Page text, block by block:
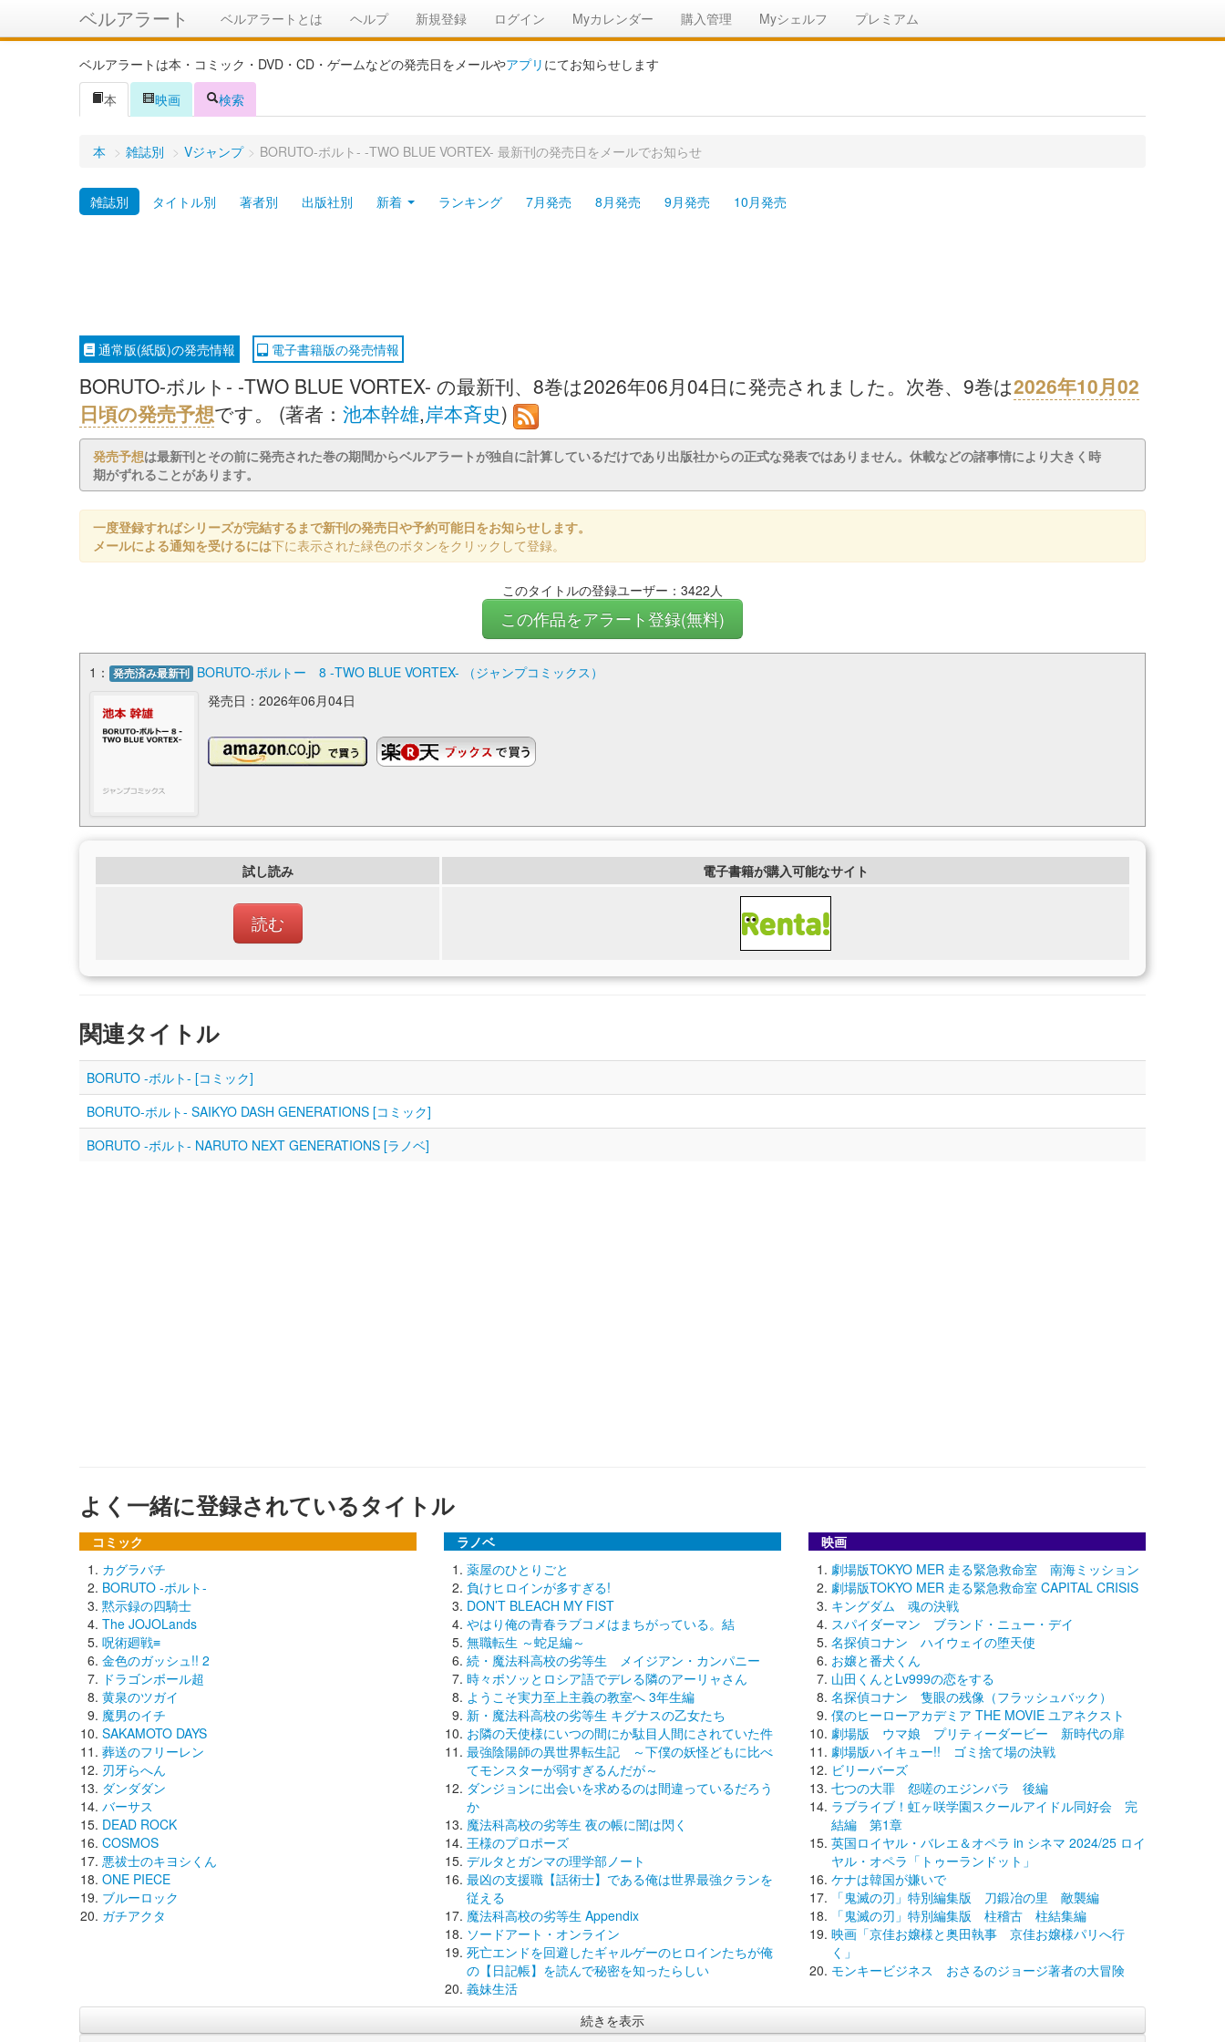
ベルアラート ベルアラートとは ヘルプ 新規登録 ログイン Myカレンダー 購入管理 Myシェルフ プレミアム
ベルアラートは本・コミック・DVD・CD・ゲームなどの発売日をメールやアプリ にてお知らせします
本
映画 検索
本 > 雑誌別 > Vジャンプ > BORUTO-ボルト- -TWO BLUE VORTEX- 最新刊の発売日をメールでお知らせ
雑誌別 タイトル別 著者別 出版社別 新着 ランキング 7月発売 8月発売 9月発売 10月発売
通常版(紙版)の発売情報 電子書籍版の発売情報
BORUTO-ボルト- -TWO BLUE VORTEX- の最新刊、8巻は2026年06月04日に発売されました。次巻、9巻は2026年10月02
日頃の発売予想です。 (著者： 池本幹雄,岸本斉史)
発売予想は最新刊とその前に発売された巻の期間からベルアラートが独自に計算しているだけであり出版社からの正式な発表ではありません。休載などの諸事情により大きく時
期がずれることがあります。
一度登録すればシリーズが完結するまで新刊の発売日や予約可能日をお知らせします。
メールによる通知を受けるには下に表示された緑色のボタンをクリックして登録。
このタイトルの登録ユーザー：3422人
この作品をアラート登録(無料)
1： 発売済み最新刊 BORUTO-ボルトー 8 -TWO BLUE VORTEX- （ジャンプコミックス）
発売日：2026年06月04日
試し読み 電子書籍が購入可能なサイト
読む
関連タイトル
BORUTO -ボルト- [コミック]
BORUTO-ボルト- SAIKYO DASH GENERATIONS [コミック]
BORUTO -ボルト- NARUTO NEXT GENERATIONS [ラノベ]
よく一緒に登録されているタイトル
コミック
カグラバチ
BORUTO -ボルト-
黙示録の四騎士
The JOJOLands
呪術廻戦≡
金色のガッシュ!! 2
ドラゴンボール超
黄泉のツガイ
魔男のイチ
SAKAMOTO DAYS
葬送のフリーレン
刃牙らへん
ダンダダン
バーサス
DEAD ROCK
COSMOS
悪祓士のキヨシくん
ONE PIECE
ブルーロック
ガチアクタ
ラノベ
薬屋のひとりごと
負けヒロインが多すぎる!
DON’T BLEACH MY FIST
やはり俺の青春ラブコメはまちがっている。結
無職転生 ～蛇足編～
続・魔法科高校の劣等生 メイジアン・カンパニー
時々ボソッとロシア語でデレる隣のアーリャさん
ようこそ実力至上主義の教室へ 3年生編
新・魔法科高校の劣等生 キグナスの乙女たち
お隣の天使様にいつの間にか駄目人間にされていた件
最強陰陽師の異世界転生記 ～下僕の妖怪どもに比べ
てモンスターが弱すぎるんだが～
ダンジョンに出会いを求めるのは間違っているだろう
か
魔法科高校の劣等生 夜の帳に闇は閃く
王様のプロポーズ
デルタとガンマの理学部ノート
最凶の支援職【話術士】である俺は世界最強クランを
従える
魔法科高校の劣等生 Appendix
ソードアート・オンライン
死亡エンドを回避したギャルゲーのヒロインたちが俺
の【日記帳】を読んで秘密を知ったらしい
義妹生活
映画
劇場版TOKYO MER 走る緊急救命室 南海ミッション
劇場版TOKYO MER 走る緊急救命室 CAPITAL CRISIS
キングダム 魂の決戦
スパイダーマン ブランド・ニュー・デイ
名探偵コナン ハイウェイの堕天使
お嬢と番犬くん
山田くんとLv999の恋をする
名探偵コナン 隻眼の残像（フラッシュバック）
僕のヒーローアカデミア THE MOVIE ユアネクスト
劇場版 ウマ娘 プリティーダービー 新時代の扉
劇場版ハイキュー!! ゴミ捨て場の決戦
ビリーバーズ
七つの大罪 怨嗟のエジンバラ 後編
ラブライブ！虹ヶ咲学園スクールアイドル同好会 完
結編 第1章
英国ロイヤル・バレエ＆オペラ in シネマ 2024/25 ロイ
ヤル・オペラ「トゥーランドット」
ケナは韓国が嫌いで
「鬼滅の刃」特別編集版 刀鍛冶の里 敵襲編
「鬼滅の刃」特別編集版 柱稽古 柱結集編
映画「京佳お嬢様と奥田執事 京佳お嬢様パリへ行
く」
モンキービジネス おさるのジョージ著者の大冒険
続きを表示